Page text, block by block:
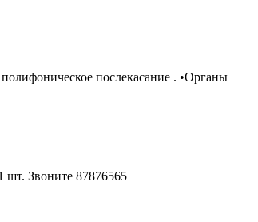
послекасание . •Органы
Звоните 87876565